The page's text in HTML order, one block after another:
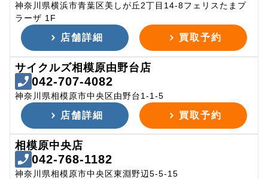
神奈川県横浜市青葉区美しが丘2丁目14-8フェリスたまプ
ラーザ 1F
店舗詳細 買取予約
サイクルズ相模原由野台店
042-707-4082
神奈川県相模原市中央区由野台1-1-5
店舗詳細 買取予約
相模原中央店
042-768-1182
神奈川県相模原市中央区東淵野辺5-5-15